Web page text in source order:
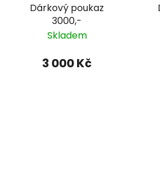
Dárkový poukaz
3000,-
Skladem
3 000 Kč